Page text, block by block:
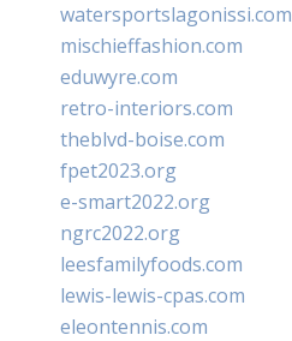
watersportslagonissi.com
mischieffashion.com
eduwyre.com
retro-interiors.com
theblvd-boise.com
fpet2023.org
e-smart2022.org
ngrc2022.org
leesfamilyfoods.com
lewis-lewis-cpas.com
eleontennis.com